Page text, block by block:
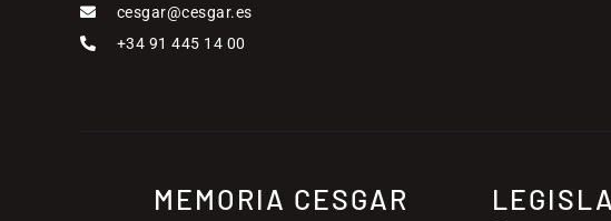
cesgar@cesgar.es
+34 91 445 14 00
MEMORIA CESGAR